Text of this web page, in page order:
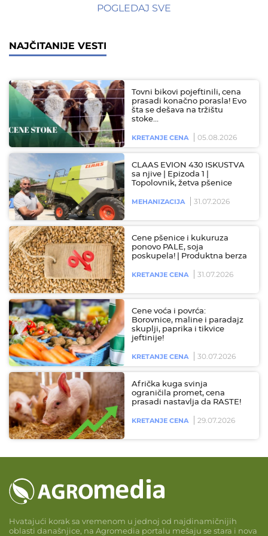
POGLEDAJ SVE
NAJČITANIJE VESTI
Tovni bikovi pojeftinili, cena
prasadi konačno porasla! Evo
šta se dešava na tržištu
stoke…
KRETANJE CENA 05.08.2026
CLAAS EVION 430 ISKUSTVA
sa njive | Epizoda 1 |
Topolovnik, žetva pšenice
MEHANIZACIJA 31.07.2026
Cene pšenice i kukuruza
ponovo PALE, soja
poskupela! | Produktna berza
KRETANJE CENA 31.07.2026
Cene voća i povrća:
Borovnice, maline i paradajz
skuplji, paprika i tikvice
jeftinije!
KRETANJE CENA 30.07.2026
Afrička kuga svinja
ograničila promet, cena
prasadi nastavlja da RASTE!
KRETANJE CENA 29.07.2026
Hvatajući korak sa vremenom u jednoj od najdinamičnijih
oblasti današnjice, na Agromedia portalu mešaju se stara i nova